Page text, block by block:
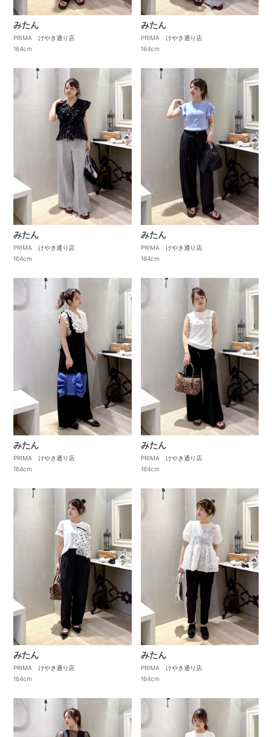
みたん
PRIMA けやき通り店
164cm
みたん
PRIMA けやき通り店
164cm
みたん
PRIMA けやき通り店
164cm
みたん
PRIMA けやき通り店
164cm
みたん
PRIMA けやき通り店
164cm
みたん
PRIMA けやき通り店
164cm
みたん
PRIMA けやき通り店
164cm
みたん
PRIMA けやき通り店
164cm